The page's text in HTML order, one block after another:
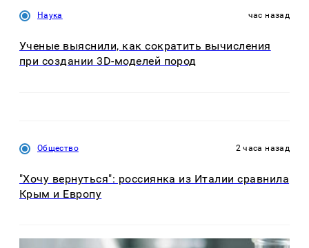
Наука час назад
Ученые выяснили, как сократить вычисления
при создании 3D-моделей пород
Общество 2 часа назад
"Хочу вернуться": россиянка из Италии сравнила
Крым и Европу